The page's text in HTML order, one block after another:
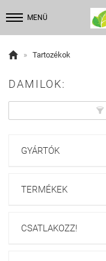
MENÜ
 » Tartozékok
DAMILOK:

GYÁRTÓK
TERMÉKEK
CSATLAKOZZ!